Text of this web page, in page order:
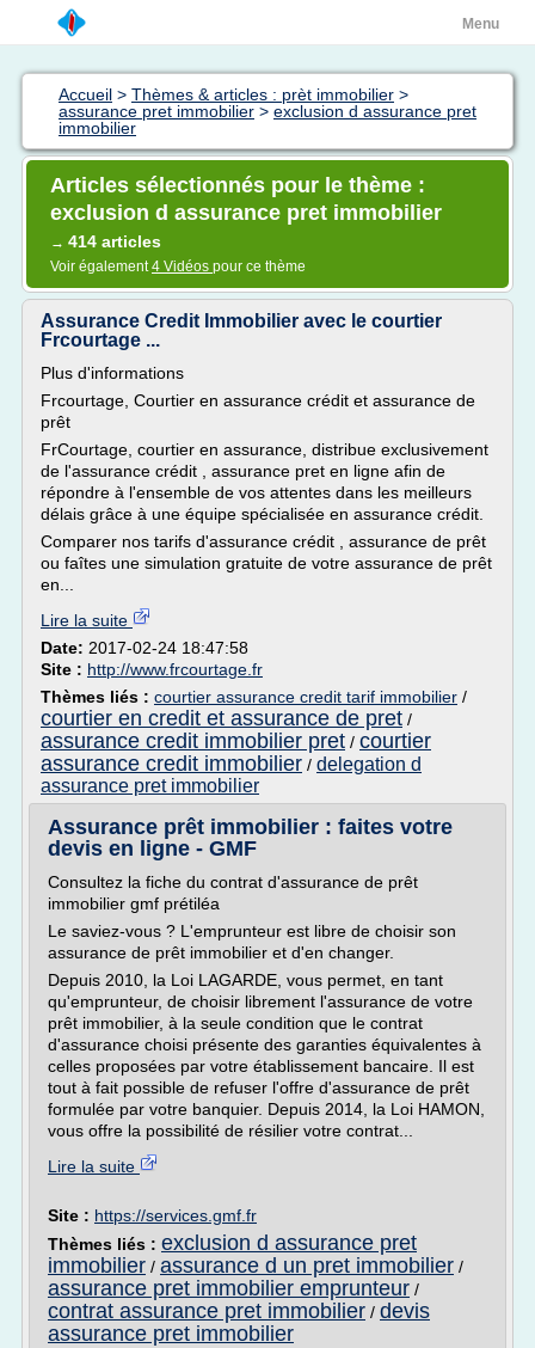
Menu
Accueil > Thèmes & articles : prèt immobilier >
assurance pret immobilier > exclusion d assurance pret
immobilier
Articles sélectionnés pour le thème :
exclusion d assurance pret immobilier
→ 414 articles
Voir également4 Vidéos pour ce thème
Assurance Credit Immobilier avec le courtier
Frcourtage ...
Plus d'informations
Frcourtage, Courtier en assurance crédit et assurance de
prêt
FrCourtage, courtier en assurance, distribue exclusivement
de l'assurance crédit , assurance pret en ligne afin de
répondre à l'ensemble de vos attentes dans les meilleurs
délais grâce à une équipe spécialisée en assurance crédit.
Comparer nos tarifs d'assurance crédit , assurance de prêt
ou faîtes une simulation gratuite de votre assurance de prêt
en...
Lire la suite
Date: 2017-02-24 18:47:58
Site : http://www.frcourtage.fr
Thèmes liés : courtier assurance credit tarif immobilier /
courtier en credit et assurance de pret /
assurance credit immobilier pret / courtier
assurance credit immobilier / delegation d
assurance pret immobilier
Assurance prêt immobilier : faites votre
devis en ligne - GMF
Consultez la fiche du contrat d'assurance de prêt
immobilier gmf prétiléa
Le saviez-vous ? L'emprunteur est libre de choisir son
assurance de prêt immobilier et d'en changer.
Depuis 2010, la Loi LAGARDE, vous permet, en tant
qu'emprunteur, de choisir librement l'assurance de votre
prêt immobilier, à la seule condition que le contrat
d'assurance choisi présente des garanties équivalentes à
celles proposées par votre établissement bancaire. Il est
tout à fait possible de refuser l'offre d'assurance de prêt
formulée par votre banquier. Depuis 2014, la Loi HAMON,
vous offre la possibilité de résilier votre contrat...
Lire la suite
Site : https://services.gmf.fr
Thèmes liés : exclusion d assurance pret
immobilier / assurance d un pret immobilier /
assurance pret immobilier emprunteur /
contrat assurance pret immobilier / devis
assurance pret immobilier